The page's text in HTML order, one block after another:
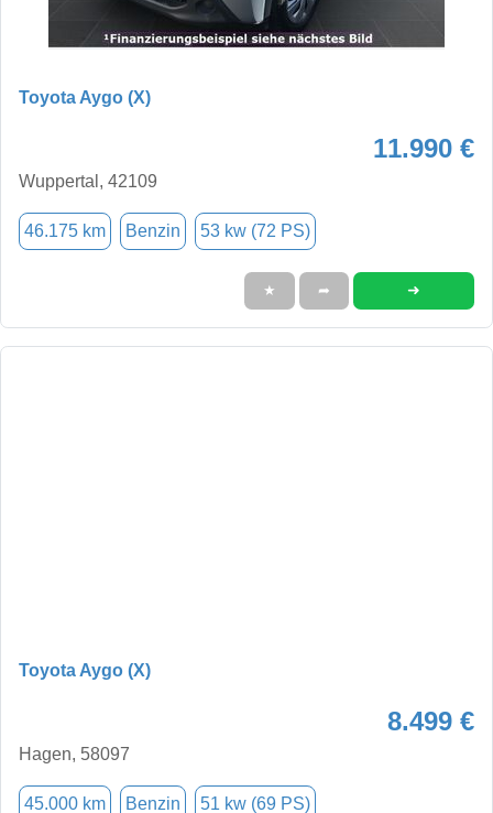
Toyota Aygo (X)
11.990 €
Wuppertal, 42109
46.175 km Benzin 53 kw (72 PS)
★ ➦ ➜
Toyota Aygo (X)
8.499 €
Hagen, 58097
45.000 km Benzin 51 kw (69 PS)